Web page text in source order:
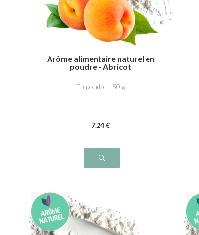
Arôme alimentaire naturel en
poudre - Abricot
En poudre - 50 g
7.24€